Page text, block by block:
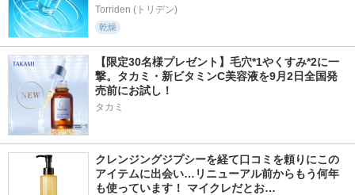
Torriden (トリデン)
乾燥
【限定30名様プレゼント】毛穴*1やくすみ*2に一
撃。タカミ・新ビタミンC美容液を9月2日全国発
売前にお試し！
タカミ
クレンジングジプシーを経て口コミを頼りにこの
アイテムに出会い…リニューアル前からもう何年
も使っています！ マイクレだとお…